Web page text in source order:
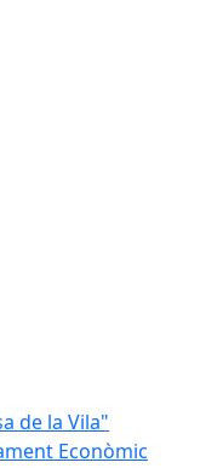
de la Vila"
Econòmic